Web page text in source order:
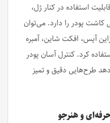
استفاده در کنار ژل،
کاشت پودر را دارد. می‌توان
آیس، افکت شاین، آمبره
کرد. کنترل آسان پودر
طرح‌هایی دقیق و تمیز
و هنرجو